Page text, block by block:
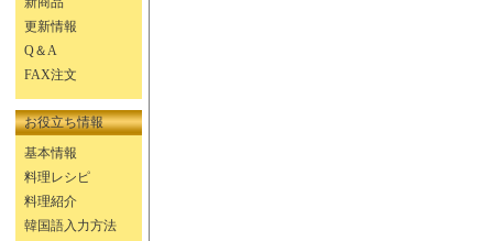
更新情報
Q＆A
FAX注文
お役立ち情報
基本情報
料理レシピ
料理紹介
韓国語入力方法